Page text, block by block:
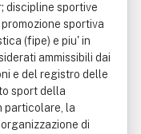
discipline sportive
sportiva
(fipe) e piu' in
ammissibili dai
e del registro delle
sport della
particolare, la
di